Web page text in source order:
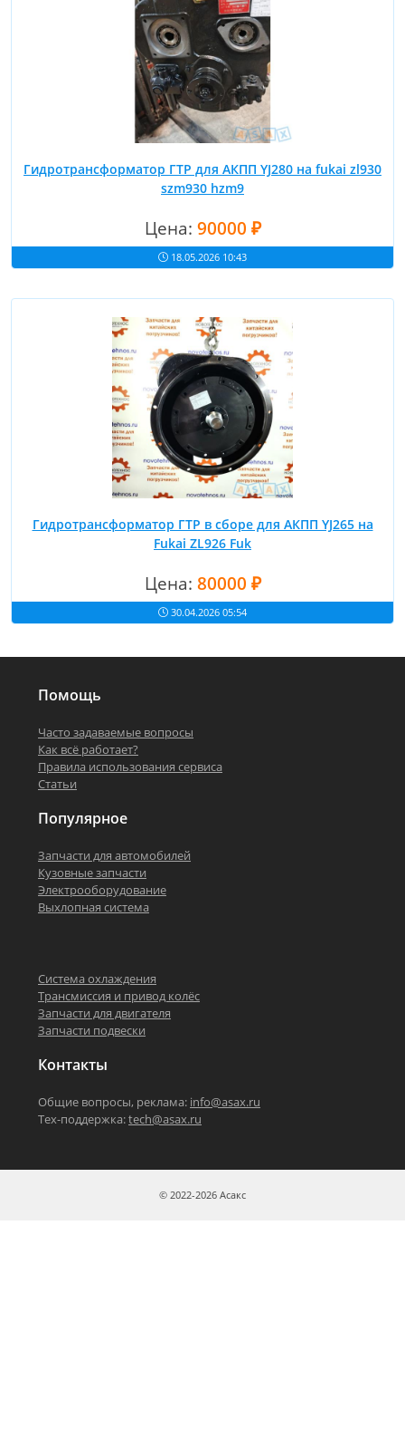
Гидротрансформатор ГТР для АКПП YJ280 на fukai zl930
szm930 hzm9
Цена: 90000 ₽
18.05.2026 10:43
Гидротрансформатор ГТР в сборе для АКПП YJ265 на
Fukai ZL926 Fuk
Цена: 80000 ₽
30.04.2026 05:54
Помощь
Часто задаваемые вопросы
Как всё работает?
Правила использования сервиса
Статьи
Популярное
Запчасти для автомобилей
Кузовные запчасти
Электрооборудование
Выхлопная система
Система охлаждения
Трансмиссия и привод колёс
Запчасти для двигателя
Запчасти подвески
Контакты
Общие вопросы, реклама: info@asax.ru
Тех-поддержка:tech@asax.ru
© 2022-2026 Асакс